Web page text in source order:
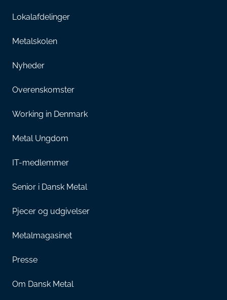
Lokalafdelinger
Metalskolen
Nyheder
Overenskomster
Working in Denmark
Metal Ungdom
IT-medlemmer
Senior i Dansk Metal
Pjecer og udgivelser
Metalmagasinet
Presse
Om Dansk Metal